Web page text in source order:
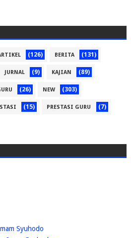
(126) BERITA (131)
JURNAL (9) KAJIAN (89)
(26) NEW (303)
(15) PRESTASI GURU (7)
Syuhodo